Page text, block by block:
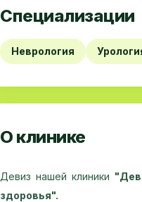
Специализации
Неврология
О клинике
Девиз нашей клиники
здоровья".